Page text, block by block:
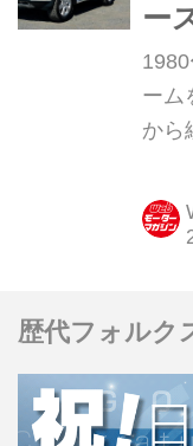
ー
ス
終
ーム
から
た
を前
歴代フォルク